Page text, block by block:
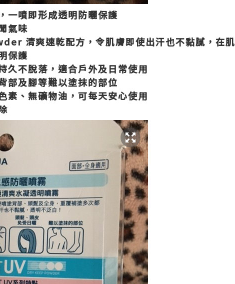
一噴即形成透明防曬保護
氣味
清爽速乾配方，令肌膚即使出汗也不黏膩，在
保護
久不脫落，適合戶外及日常使用
部及腳等難以塗抹的部位
素、無礦物油，可每天安心使用